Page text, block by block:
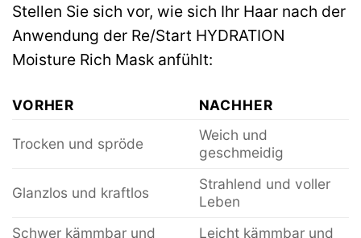
Stellen Sie sich vor, wie sich Ihr Haar nach der
Anwendung der Re/Start HYDRATION
Moisture Rich Mask anfühlt:
VORHER NACHHER
Trocken und spröde
Weich und
geschmeidig
Glanzlos und kraftlos
Strahlend und voller
Leben
Schwer kämmbar und
Leicht kämmbar und